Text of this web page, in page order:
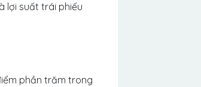
lợi suất trái phiếu
phần trăm trong